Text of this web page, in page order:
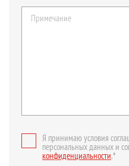
Я принимаю условия
персональных данных и
конфиденциальности.*